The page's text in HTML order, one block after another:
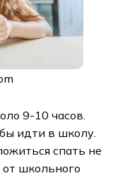
9-10 часов.
идти в школу.
спать не
от школьного